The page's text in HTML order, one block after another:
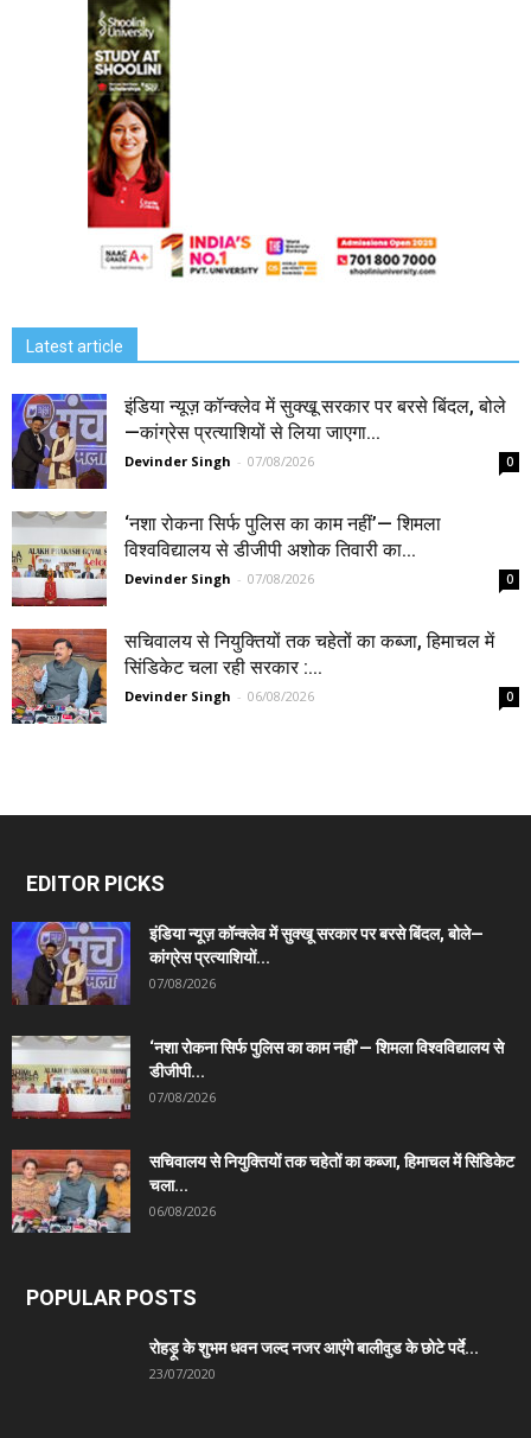
Latest article
इंडिया न्यूज़ कॉन्क्लेव में सुक्खू सरकार पर बरसे बिंदल, बोले
—कांग्रेस प्रत्याशियों से लिया जाएगा...
Devinder Singh - 07/08/2026 0
‘नशा रोकना सिर्फ पुलिस का काम नहीं’— शिमला
विश्वविद्यालय से डीजीपी अशोक तिवारी का...
Devinder Singh - 07/08/2026 0
सचिवालय से नियुक्तियों तक चहेतों का कब्जा, हिमाचल में
सिंडिकेट चला रही सरकार :...
Devinder Singh - 06/08/2026 0
EDITOR PICKS
इंडिया न्यूज़ कॉन्क्लेव में सुक्खू सरकार पर बरसे बिंदल, बोले—
कांग्रेस प्रत्याशियों...
07/08/2026
‘नशा रोकना सिर्फ पुलिस का काम नहीं’— शिमला विश्वविद्यालय से
डीजीपी...
07/08/2026
सचिवालय से नियुक्तियों तक चहेतों का कब्जा, हिमाचल में सिंडिकेट
चला...
06/08/2026
POPULAR POSTS
रोहड़ू के शुभम धवन जल्द नजर आएंगे बालीवुड के छोटे पर्दे...
23/07/2020